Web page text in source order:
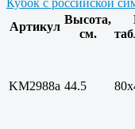
Кубок с российской
Артикул
Высота,
см.
KM2988a 44.5